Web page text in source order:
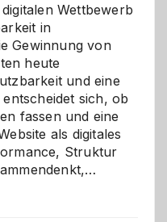
Wettbewerb
in
Gewinnung von
heute
und eine
sich, ob
fassen und eine
als digitales
Struktur